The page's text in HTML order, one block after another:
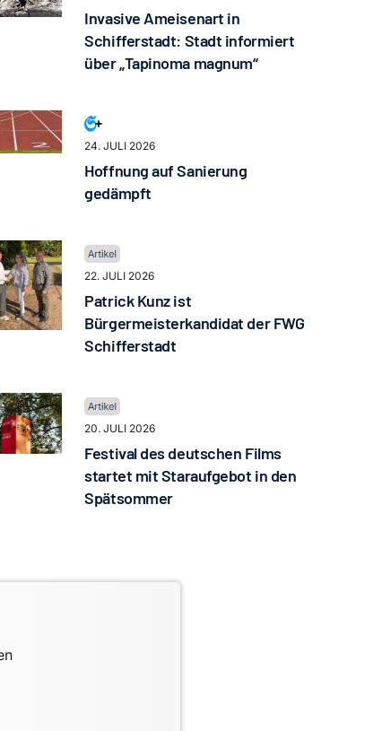
Invasive Ameisenart in
Schifferstadt: Stadt informiert
über „Tapinoma magnum“
24. JULI 2026
Hoffnung auf Sanierung
gedämpft
22. JULI 2026
Patrick Kunz ist
Bürgermeisterkandidat der FWG
Schifferstadt
20. JULI 2026
Festival des deutschen Films
startet mit Staraufgebot in den
Spätsommer